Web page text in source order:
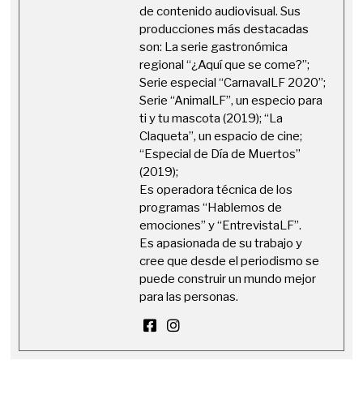
de contenido audiovisual. Sus
producciones más destacadas
son: La serie gastronómica
regional “¿Aquí que se come?”;
Serie especial “CarnavalLF 2020”;
Serie “AnimalLF”, un especio para
ti y tu mascota (2019); “La
Claqueta”, un espacio de cine;
“Especial de Día de Muertos”
(2019);
Es operadora técnica de los
programas “Hablemos de
emociones” y “EntrevistaLF”.
Es apasionada de su trabajo y
cree que desde el periodismo se
puede construir un mundo mejor
para las personas.